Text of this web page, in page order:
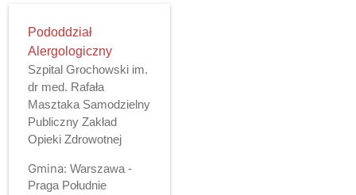
Pododdział
Alergologiczny
Szpital Grochowski im.
dr med. Rafała
Masztaka Samodzielny
Publiczny Zakład
Opieki Zdrowotnej
Gmina: Warszawa -
Praga Południe